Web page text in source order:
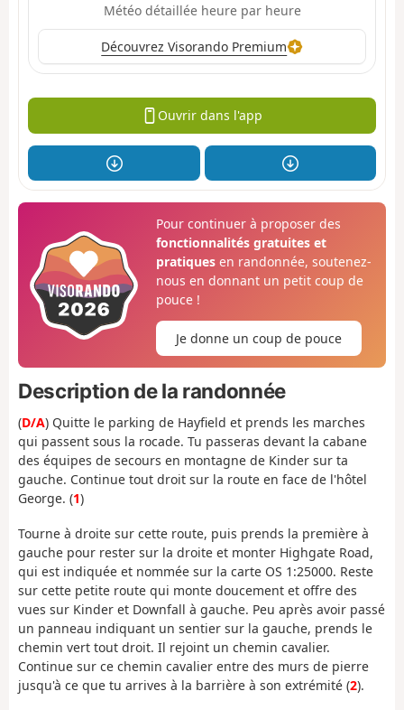
Météo détaillée heure par heure
Découvrez Visorando Premium
Ouvrir dans l'app
Pour continuer à proposer des
fonctionnalités gratuites et
pratiquesen randonnée, soutenez-
nous en donnant un petit coup de
pouce !
Je donne un coup de pouce
Description de la randonnée
(D/A) Quitte le parking de Hayfield et prends les marches
qui passent sous la rocade. Tu passeras devant la cabane
des équipes de secours en montagne de Kinder sur ta
gauche. Continue tout droit sur la route en face de l'hôtel
George. (1)
Tourne à droite sur cette route, puis prends la première à
gauche pour rester sur la droite et monter Highgate Road,
qui est indiquée et nommée sur la carte OS 1:25000. Reste
sur cette petite route qui monte doucement et offre des
vues sur Kinder et Downfall à gauche. Peu après avoir passé
un panneau indiquant un sentier sur la gauche, prends le
chemin vert tout droit. Il rejoint un chemin cavalier.
Continue sur ce chemin cavalier entre des murs de pierre
jusqu'à ce que tu arrives à la barrière à son extrémité (2).